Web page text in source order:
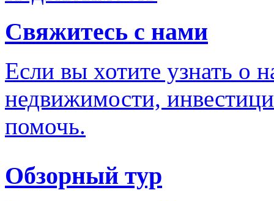
Свяжитесь с нами
Если вы хотите узнать о
недвижимости,
помочь.
Обзорный тур